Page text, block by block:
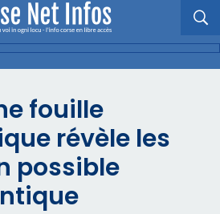
fouille
révèle les
possible